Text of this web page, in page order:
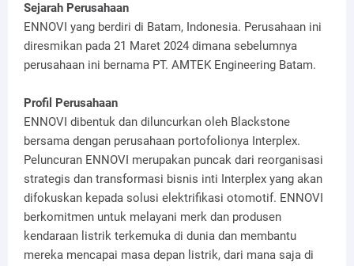
Sejarah Perusahaan
ENNOVI yang berdiri di Batam, Indonesia. Perusahaan ini
diresmikan pada 21 Maret 2024 dimana sebelumnya
perusahaan ini bernama PT. AMTEK Engineering Batam.
Profil Perusahaan
ENNOVI dibentuk dan diluncurkan oleh Blackstone
bersama dengan perusahaan portofolionya Interplex.
Peluncuran ENNOVI merupakan puncak dari reorganisasi
strategis dan transformasi bisnis inti Interplex yang akan
difokuskan kepada solusi elektrifikasi otomotif. ENNOVI
berkomitmen untuk melayani merk dan produsen
kendaraan listrik terkemuka di dunia dan membantu
mereka mencapai masa depan listrik, dari mana saja di